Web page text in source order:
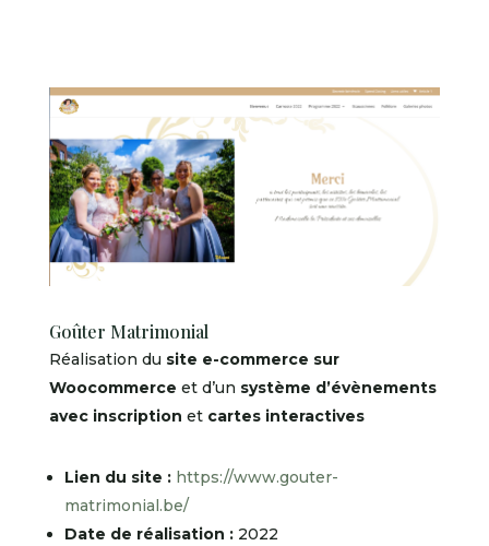
Goûter Matrimonial
Réalisation du site e-commerce sur
Woocommerce et d’un système d’évènements
avec inscription etcartes interactives
Lien du site : https://www.gouter-
matrimonial.be/
Date de réalisation :2022